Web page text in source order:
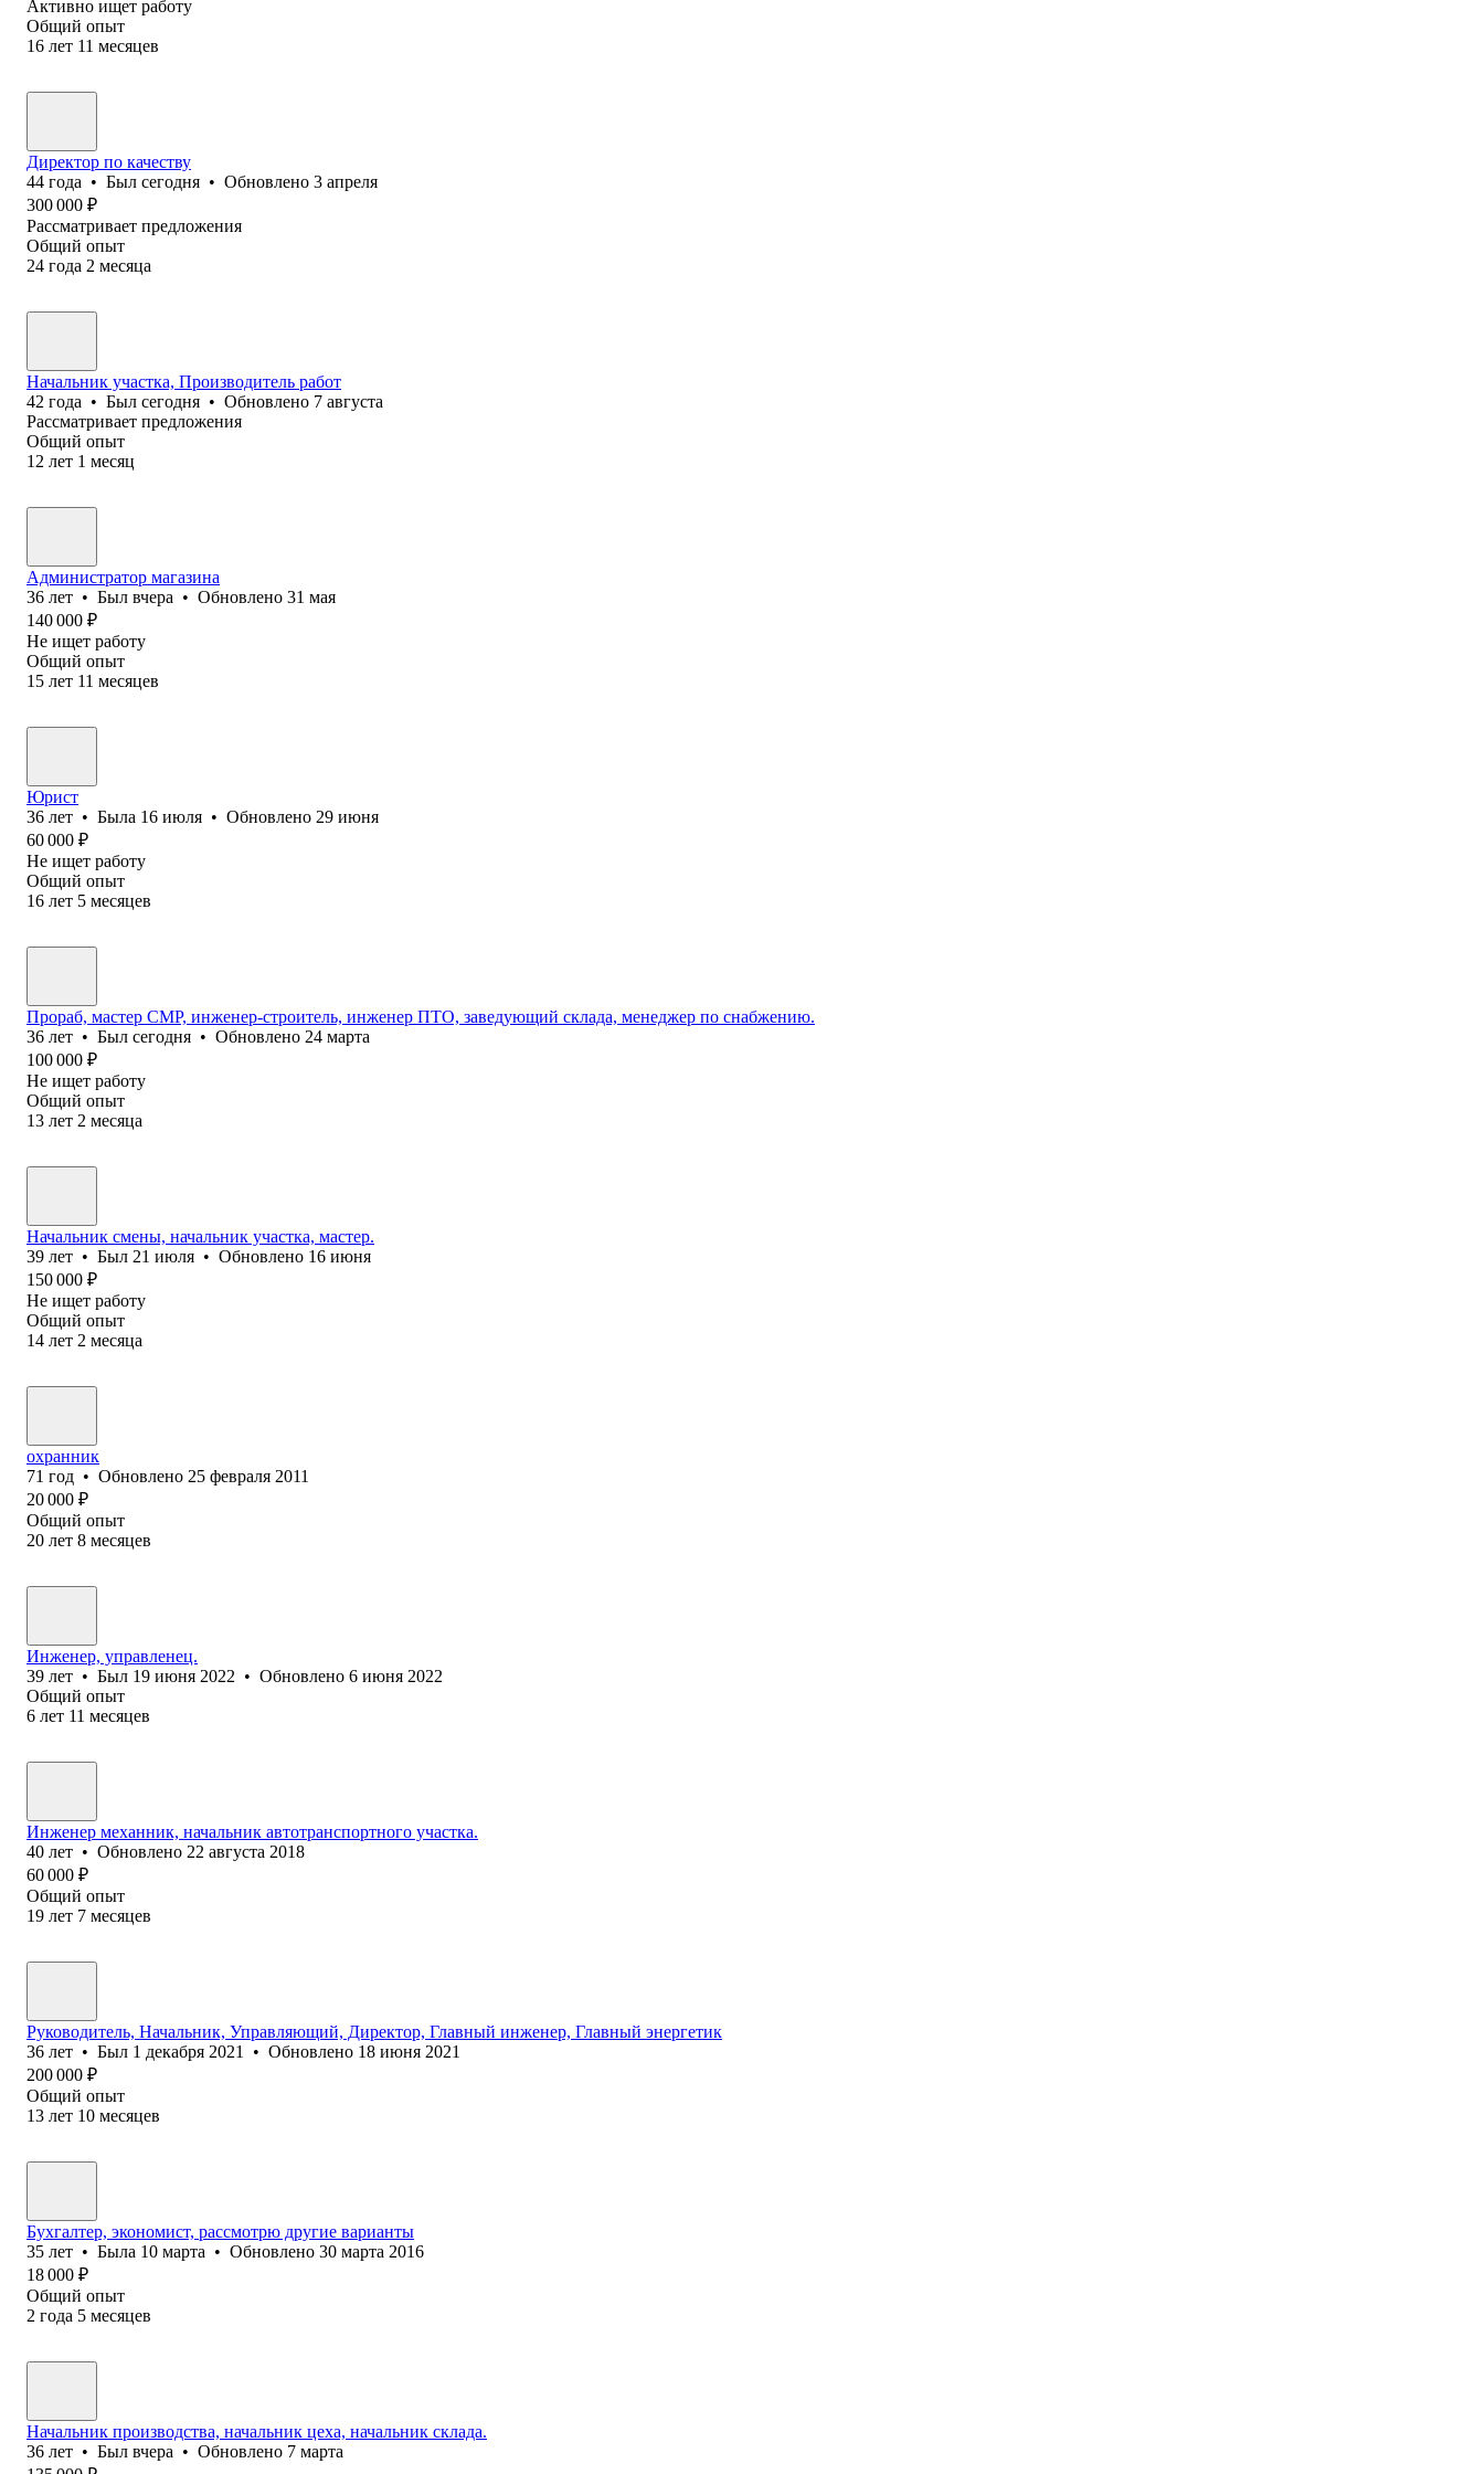
Активно ищет работу
Общий опыт
16 лет 11 месяцев
Директор по качеству
44 года • Был сегодня • Обновлено 3 апреля
300 000 ₽
Рассматривает предложения
Общий опыт
24 года 2 месяца
Начальник участка, Производитель работ
42 года • Был сегодня • Обновлено 7 августа
Рассматривает предложения
Общий опыт
12 лет 1 месяц
Администратор магазина
36 лет • Был вчера • Обновлено 31 мая
140 000 ₽
Не ищет работу
Общий опыт
15 лет 11 месяцев
Юрист
36 лет • Была 16 июля • Обновлено 29 июня
60 000 ₽
Не ищет работу
Общий опыт
16 лет 5 месяцев
Прораб, мастер СМР, инженер-строитель, инженер ПТО, заведующий склада, менеджер по снабжению.
36 лет • Был сегодня • Обновлено 24 марта
100 000 ₽
Не ищет работу
Общий опыт
13 лет 2 месяца
Начальник смены, начальник участка, мастер.
39 лет • Был 21 июля • Обновлено 16 июня
150 000 ₽
Не ищет работу
Общий опыт
14 лет 2 месяца
охранник
71 год • Обновлено 25 февраля 2011
20 000 ₽
Общий опыт
20 лет 8 месяцев
Инженер, управленец.
39 лет • Был 19 июня 2022 • Обновлено 6 июня 2022
Общий опыт
6 лет 11 месяцев
Инженер механник, начальник автотранспортного участка.
40 лет • Обновлено 22 августа 2018
60 000 ₽
Общий опыт
19 лет 7 месяцев
Руководитель, Начальник, Управляющий, Директор, Главный инженер, Главный энергетик
36 лет • Был 1 декабря 2021 • Обновлено 18 июня 2021
200 000 ₽
Общий опыт
13 лет 10 месяцев
Бухгалтер, экономист, рассмотрю другие варианты
35 лет • Была 10 марта • Обновлено 30 марта 2016
18 000 ₽
Общий опыт
2 года 5 месяцев
Начальник производства, начальник цеха, начальник склада.
36 лет • Был вчера • Обновлено 7 марта